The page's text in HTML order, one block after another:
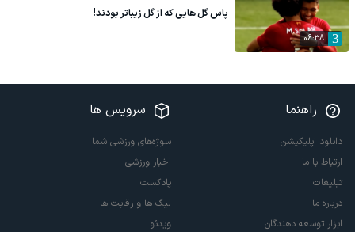
06:38
پاس گل هایی که از گل زیباتر بودند!
راهنما
دانلود اپلیکیشن
ارتباط با ما
تبلیغات
درباره ما
ابزار توسعه دهندگان
سرویس ها
سوژه‌های ورزشی شما
اخبار ورزشی
پادکست
لیگ ها و رقابت ها
ویدئو